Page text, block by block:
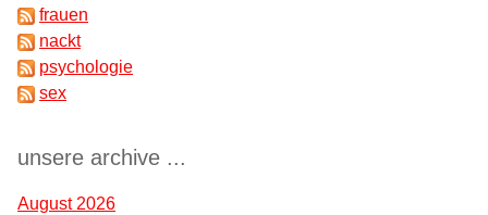
frauen
nackt
psychologie
sex
unsere archive ...
August 2026